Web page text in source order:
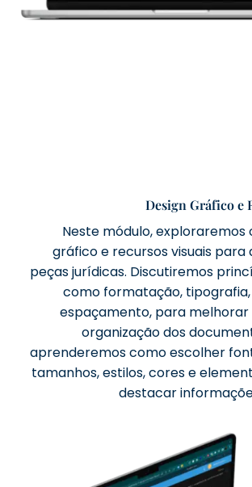
Design Gráfico e
Neste módulo, exploraremos
gráfico e recursos visuais para
peças jurídicas. Discutiremos
como formatação,
espaçamento, para melhorar
organização dos
aprenderemos como escolher
tamanhos, estilos, cores e
destacar